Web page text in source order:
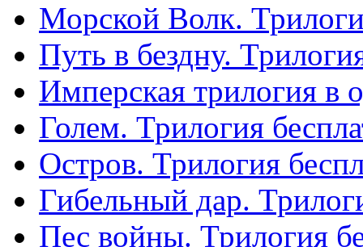
Морской Волк.
Путь в бездну.
Имперская трилогия в
Голем. Трилогия
Остров. Трилогия
Гибельный дар.
Пес войны. Трилогия